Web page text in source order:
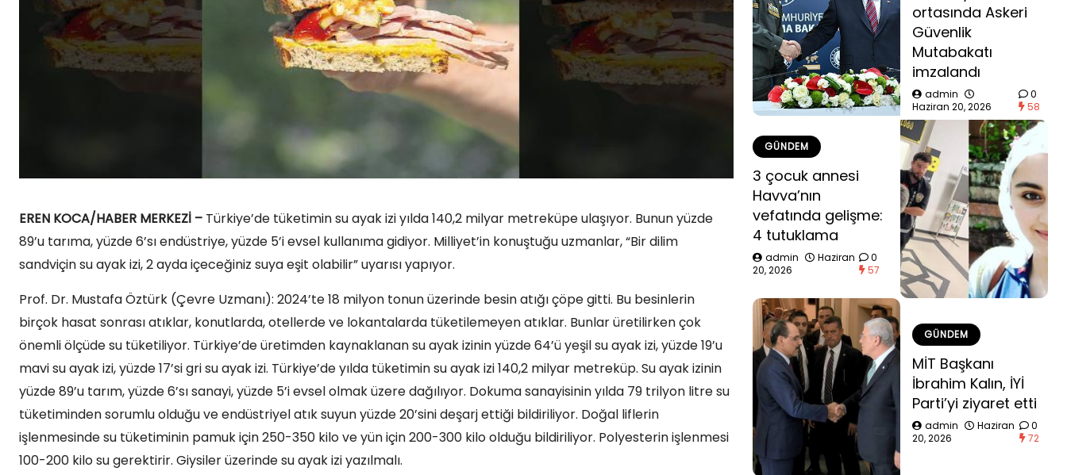
EREN KOCA/HABER MERKEZİ – Türkiye’de tüketimin su ayak izi yılda 140,2 milyar metreküpe ulaşıyor. Bunun yüzde
89’u tarıma, yüzde 6’sı endüstriye, yüzde 5’i evsel kullanıma gidiyor. Milliyet’in konuştuğu uzmanlar, “Bir dilim
sandviçin su ayak izi, 2 ayda içeceğiniz suya eşit olabilir” uyarısı yapıyor.
Prof. Dr. Mustafa Öztürk (Çevre Uzmanı): 2024’te 18 milyon tonun üzerinde besin atığı çöpe gitti. Bu besinlerin
birçok hasat sonrası atıklar, konutlarda, otellerde ve lokantalarda tüketilemeyen atıklar. Bunlar üretilirken çok
önemli ölçüde su tüketiliyor. Türkiye’de üretimden kaynaklanan su ayak izinin yüzde 64’ü yeşil su ayak izi, yüzde 19’u
mavi su ayak izi, yüzde 17’si gri su ayak izi. Türkiye’de yılda tüketimin su ayak izi 140,2 milyar metreküp. Su ayak izinin
yüzde 89’u tarım, yüzde 6’sı sanayi, yüzde 5’i evsel olmak üzere dağılıyor. Dokuma sanayisinin yılda 79 trilyon litre su
tüketiminden sorumlu olduğu ve endüstriyel atık suyun yüzde 20’sini deşarj ettiği bildiriliyor. Doğal liflerin
işlenmesinde su tüketiminin pamuk için 250-350 kilo ve yün için 200-300 kilo olduğu bildiriliyor. Polyesterin işlenmesi
100-200 kilo su gerektirir. Giysiler üzerinde su ayak izi yazılmalı.
ortasında Askeri
Güvenlik
Mutabakatı
imzalandı
admin
Haziran 20, 2026
0
58
GÜNDEM
3 çocuk annesi
Havva’nın
vefatında gelişme:
4 tutuklama
admin
Haziran
20, 2026
0
57
GÜNDEM
MİT Başkanı
İbrahim Kalın, İYİ
Parti’yi ziyaret etti
admin
Haziran
20, 2026
0
72